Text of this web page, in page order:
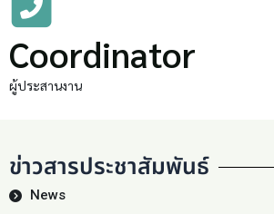
Coordinator
ผู้ประสานงาน
ข่าวสารประชาสัมพันธ์
News